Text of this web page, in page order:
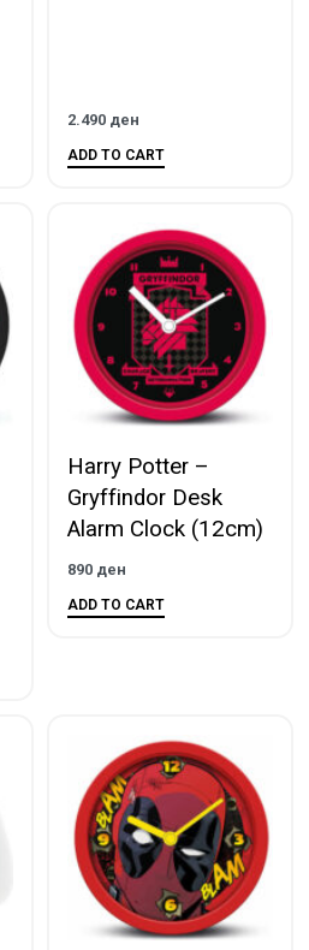
2.490 ден
ADD TO CART
Harry Potter –
Gryffindor Desk
Alarm Clock (12cm)
890 ден
ADD TO CART